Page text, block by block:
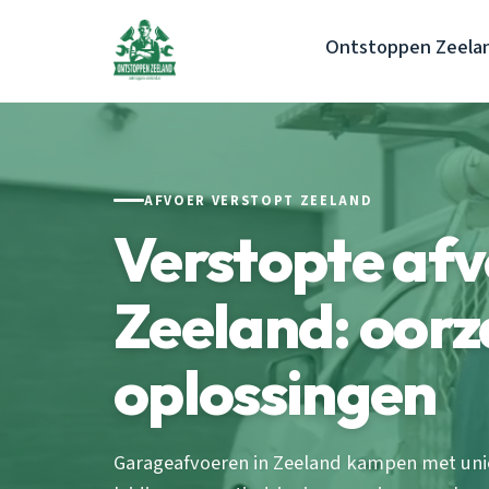
Ontstoppen
AFVOER VERSTOPT ZEELAND
Verstopte
Zeeland:
oplossingen
Garageafvoeren in Zeeland kampen met